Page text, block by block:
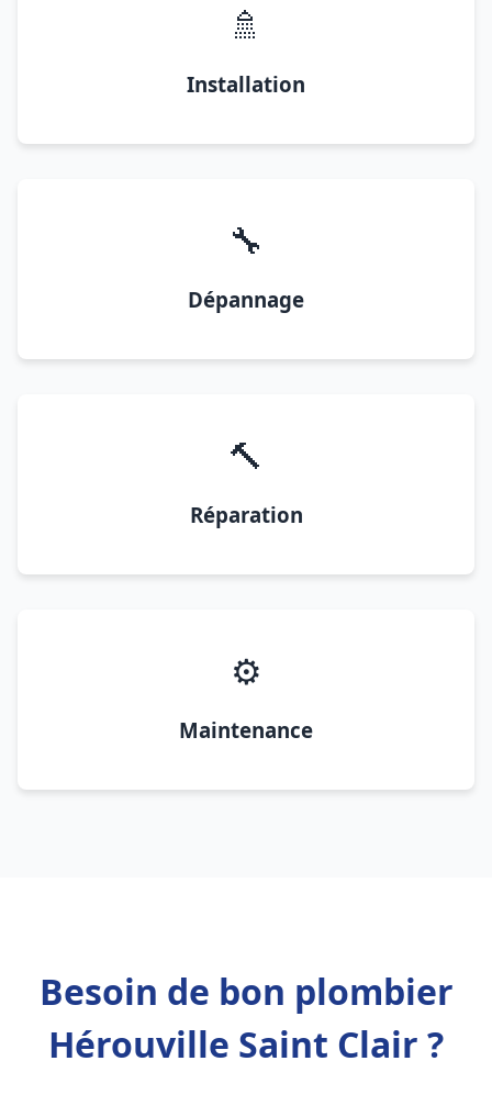
🚿
Installation
🔧
Dépannage
🔨
Réparation
⚙️
Maintenance
Besoin de bon plombier
Hérouville Saint Clair ?